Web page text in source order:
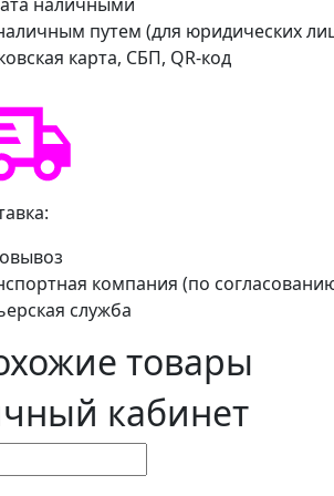
путем (для юридических
карта, СБП, QR-код
компания (по
служба
товары
кабинет